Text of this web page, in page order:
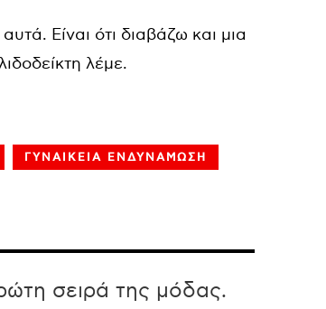
Είναι ότι διαβάζω και μια
λέμε.
ΓΥΝΑΙΚΕΙΑ ΕΝΔΥΝΑΜΩΣΗ
σειρά της μόδας.